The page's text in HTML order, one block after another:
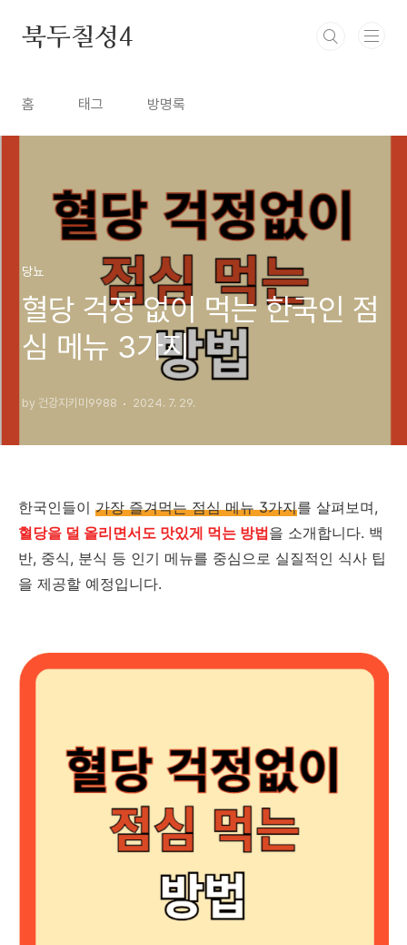
북두칠성4
홈 태그 방명록
당뇨
혈당 걱정 없이 먹는 한국인 점
심 메뉴 3가지
by 건강지키미9988 2024. 7. 29.
한국인들이 가장 즐겨먹는 점심 메뉴 3가지를 살펴보며,
혈당을 덜 올리면서도 맛있게 먹는 방법을 소개합니다. 백
반, 중식, 분식 등 인기 메뉴를 중심으로 실질적인 식사 팁
을 제공할 예정입니다.